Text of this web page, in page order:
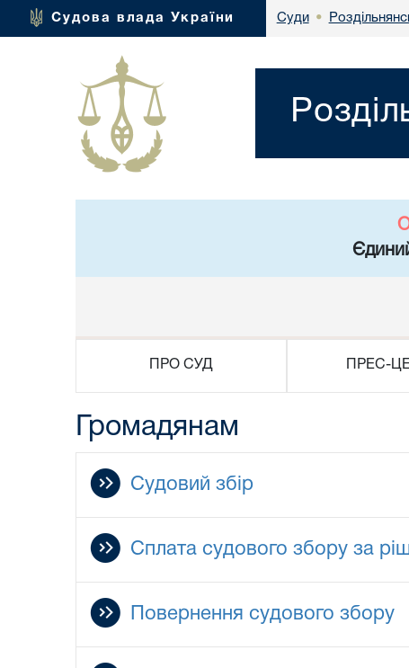
Судова влада України Суди •
ПРО СУД ПРЕС-
Громадянам
Судовий збір
Сплата судового збору за
Повернення судового збору